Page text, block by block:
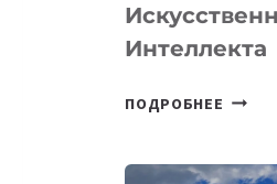
Интеллекта
ПОДРОБНЕЕ В